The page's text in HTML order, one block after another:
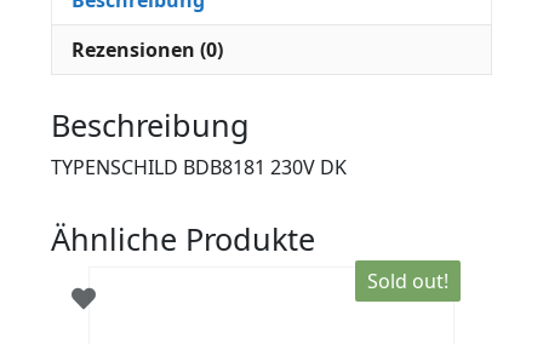
Rezensionen (0)
Beschreibung
TYPENSCHILD BDB8181 230V DK
Ähnliche Produkte
Sold out!